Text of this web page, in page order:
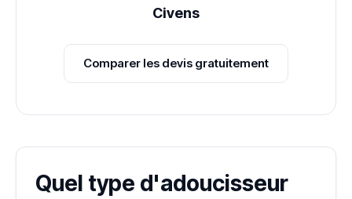
Civens
Comparer les devis gratuitement
Quel type d'adoucisseur